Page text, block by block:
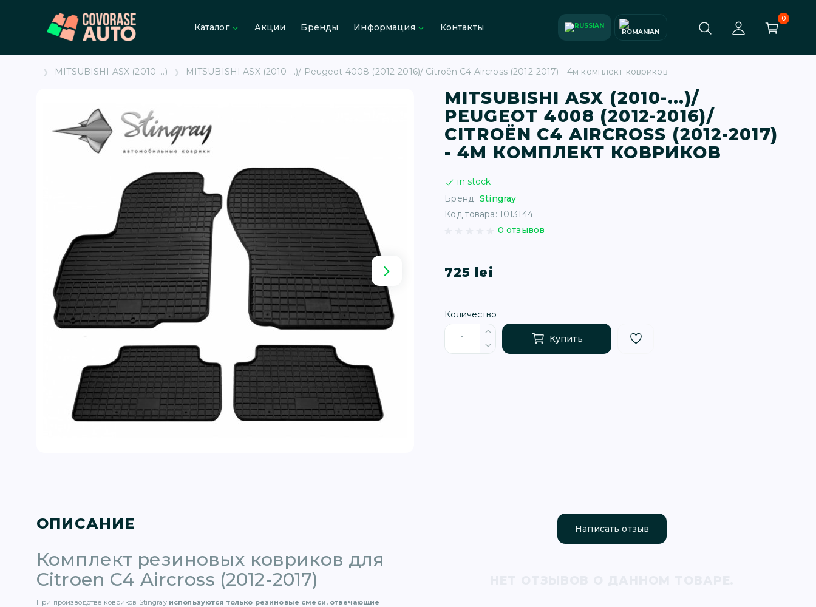
Каталог Акции Бренды Информация Контакты
0
MITSUBISHI ASX (2010-...) MITSUBISHI ASX (2010-...)/ Peugeot 4008 (2012-2016)/ Citroën C4 Aircross (2012-2017) - 4м комплект ковриков
MITSUBISHI ASX (2010-...)/
PEUGEOT 4008 (2012-2016)/
CITROËN C4 AIRCROSS (2012-2017)
- 4М КОМПЛЕКТ КОВРИКОВ
in stock
Бренд: Stingray
Код товара: 1013144
0 отзывов
725 lei
Количество
Купить
ОПИСАНИЕ
Комплект резиновых ковриков для
Citroen C4 Aircross (2012-2017)
При производстве ковриков Stingray используются только резиновые смеси, отвечающие
Написать отзыв